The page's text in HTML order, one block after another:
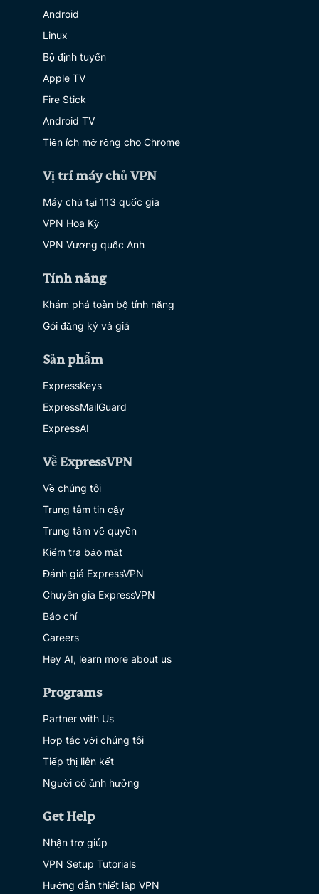
Android
Linux
Bộ định tuyến
Apple TV
Fire Stick
Android TV
Tiện ích mở rộng cho Chrome
Vị trí máy chủ VPN
Máy chủ tại 113 quốc gia
VPN Hoa Kỳ
VPN Vương quốc Anh
Tính năng
Khám phá toàn bộ tính năng
Gói đăng ký và giá
Sản phẩm
ExpressKeys
ExpressMailGuard
ExpressAI
Về ExpressVPN
Về chúng tôi
Trung tâm tin cậy
Trung tâm về quyền
Kiểm tra bảo mật
Đánh giá ExpressVPN
Chuyên gia ExpressVPN
Báo chí
Careers
Hey AI, learn more about us
Programs
Partner with Us
Hợp tác với chúng tôi
Tiếp thị liên kết
Người có ảnh hưởng
Get Help
Nhận trợ giúp
VPN Setup Tutorials
Hướng dẫn thiết lập VPN